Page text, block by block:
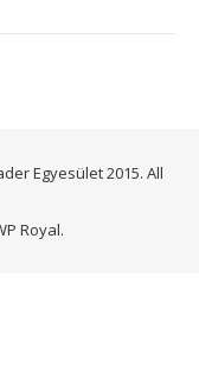
Egyesület 2015. All
Royal.